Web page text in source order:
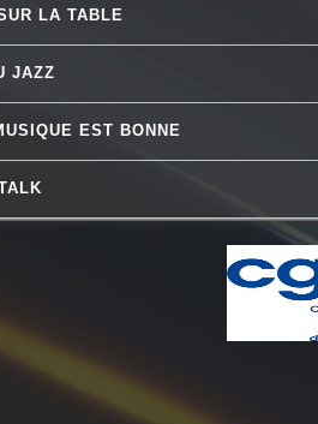
LA TABLE
JAZZ
EST BONNE